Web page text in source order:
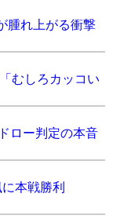
腫れ上がる衝撃
むしろカッコい
ロー判定の本音
本戦勝利